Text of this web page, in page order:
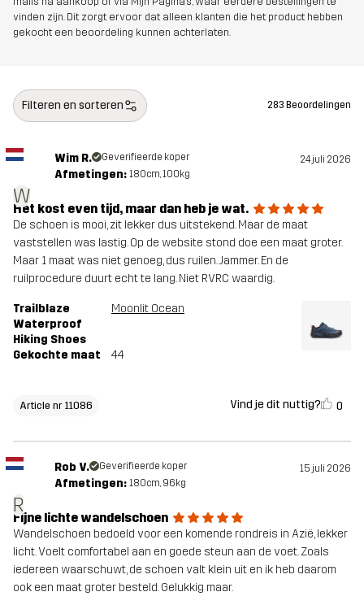
Bovenwerk 100% Polyester
Buitenzool 100% Rubber
Gewicht 334g
Ontworpen
voor
WANDELEN ALLROUND
Artikelnummer 11086_4106
vinden zijn. Dit zorgt ervoor dat alleen klanten die het product hebben
gekocht een beoordeling kunnen achterlaten.
Filteren en sorteren 283 Beoordelingen
W
Wim R. Geverifieerde koper 24 juli 2026
Afmetingen: 180cm, 100kg
Het kost even tijd, maar dan heb je wat.
De schoen is mooi, zit lekker dus uitstekend. Maar de maat
vaststellen was lastig. Op de website stond doe een maat groter.
Maar 1 maat was niet genoeg, dus ruilen. Jammer. En de
ruilprocedure duurt echt te lang. Niet RVRC waardig.
Trailblaze
Waterproof
Hiking Shoes
Moonlit Ocean
Gekochte maat 44
Article nr 11086 Vind je dit nuttig? 0
R
Rob V. Geverifieerde koper 15 juli 2026
Afmetingen: 180cm, 96kg
Fijne lichte wandelschoen
Wandelschoen bedoeld voor een komende rondreis in Azië, lekker
licht. Voelt comfortabel aan en goede steun aan de voet. Zoals
iedereen waarschuwt, de schoen valt klein uit en ik heb daarom
ook een maat groter besteld. Gelukkig maar.